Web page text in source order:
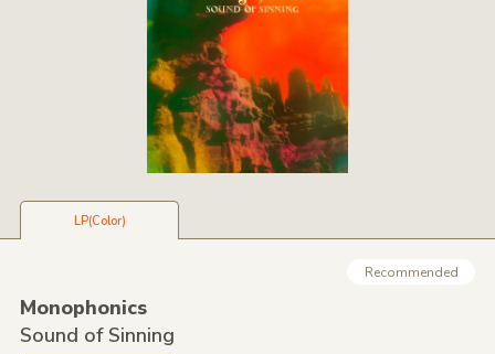
LP(Color)
Recommended
Monophonics
Sound of Sinning